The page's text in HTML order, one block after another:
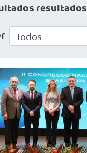
resultados